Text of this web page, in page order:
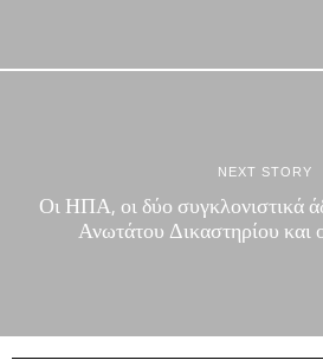
NEXT STORY
Οι ΗΠΑ, οι δύο συγκλονιστικά
Ανωτάτου Δικαστηρίου και